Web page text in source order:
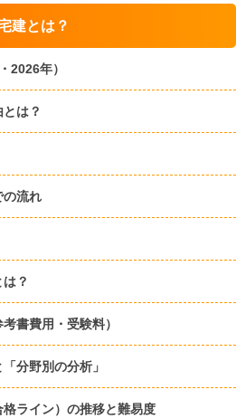
建とは？
2026年）
は？
の流れ
？
書費用・受験料）
分野別の分析」
ライン）の推移と難易度